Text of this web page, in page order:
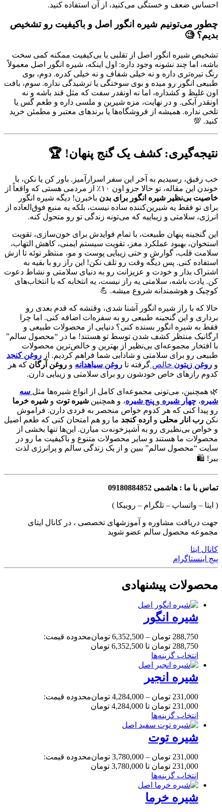
احساس ضعف و خستگی می‌کنید، از آن استفاده کنید.
چطور می‌تونیم شیره انگور اصل و باکیفیت رو تشخیص
بدیم؟ 🧐
تشخیص شیره انگور اصل از تقلبی یا بی‌کیفیت ممکنه کمی سخت
باشه، اما چند نشونه وجود داره: اول اینکه، شیره انگور اصل معمولاً
رنگ تیره‌تری داره و نه خیلی شفاف و نه خیلی کدره. دوم، بوی
طبیعی انگور رو میده و بوی سوختگی یا ترشیدگی نداره. سوم، بافت
اون غلیظ و کشداره، اما نه اونقدر سفت که مثل قند باشه و نه
اونقدر آبکی. و در نهایت، مزه شیرین و ملسی داره و طعم گس یا
تلخی نداره. همیشه از فروشگاه‌ها یا برندهای معتبر و مطمئن خرید
کنید. 💯
نتیجه‌گیری: کشف یک گنج پنهان! 🏆
خب رفیق، رسیدیم به آخر این سفر اسرارآمیز. باور کن یا نکن، با
خوندن این مقاله، تو حالا جزو اون ۱۰٪ از مردمی هستی که واقعاً از
خاصیت بی‌نظیر شیره انگور برای بدن باخبرن! دیگه شیره انگور
برای تو فقط یه شیرین‌کننده ساده نیست، بلکه یه منبع فوق‌العاده از
انرژی، سلامتی و زیباییه که می‌تونه زندگی تو رو متحول کنه.
این گنجینه پنهان طبیعت، با تمام فوایدش برای خون‌سازی، تقویت
استخوان، بهبود عملکرد مغز، تقویت سیستم ایمنی، کاهش التهاب،
سلامت قلب، گوارش و حتی زیبایی پوست و مو، منتظر توئه تا ازش
استفاده کنی. پس دیگه وقت رو تلف نکن! این راز رو با بقیه به
اشتراک بذار و خودت و عزیزانت رو به دنیای سلامتی و نشاط دعوت
کن. یادت باشه، سلامتی یه راز نیست، یه انتخابه که با انتخاب‌های
کوچیک و هوشمندانه شروع میشه. 💪
حالا که با راز شیره انگور آشنا شدی، وقتشه که قدم بعدی رو
برداری و این گنجینه طبیعی رو به سفره‌ات اضافه کنی. اما چرا
فقط به شیره انگور بسنده کنی؟ دنیایی از محصولات طبیعی و
ارگانیک منتظر کشف شدن توسط تو هستند! ما در “محصول سالم”
با افتخار مجموعه‌ای بی‌نظیر از بهترین و خالص‌ترین محصولات
طبیعی رو برای سلامتی و شادابی شما فراهم کردیم. از روغن کنجد
و روغن زیتون خالص گرفته تا روغن سیاهدانه و روغن آرگان که هر
کدوم رازهای خاص خودشون رو برای سلامتی و زیبایی دارن.
🌿 همچنین، می‌تونی مجموعه‌ای کامل از انواع شیره‌ها مثل سه
شیره، چهار شیره و پنج شیره، و همچنین شیره توت و شیره خرما
رو پیدا کنی که هر کدوم خواص منحصر به فردی دارن. فراموش
نکن رب انار محلی و ارده کنجد ما رو هم امتحان کنی که طعم اصیل
و خواص بی‌نظیری رو به آشپزخونه‌ت میارن. این‌ها تنها بخشی از
محصولات ما هستند و سایر محصولات متنوع و باکیفیت ما رو در
سایت “محصول سالم” ببین و از یک زندگی سالم و پرانرژی لذت
ببر! 🛍️
تماس با ما : هاشمی 09180884852
( ایتا – واتساپ – تلگرام – روبیکا )
جهت دریافت مشاوره و آموزشهای تخصصی ، در کانال ایتای
مجموعه محصول سالم عضو شوید
کانال ایتا
پیج اینستاگرام
محصولات پیشنهادی
شیره انگور
288,750 تومان –
6,352,500 تومانمحدوده قیمت:
288,750 تومان تا 6,352,500 تومان
انتخاب گزینه‌ها
شیره انجیر
231,000 تومان –
4,284,000 تومانمحدوده قیمت:
231,000 تومان تا 4,284,000 تومان
انتخاب گزینه‌ها
شیره توت
231,000 تومان –
3,780,000 تومانمحدوده قیمت:
231,000 تومان تا 3,780,000 تومان
انتخاب گزینه‌ها
شیره خرما